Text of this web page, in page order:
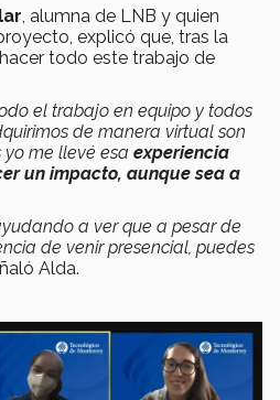
, alumna de LNB y quien
explicó que, tras la
todo este trabajo de
el trabajo en equipo y todos
de manera virtual son
yo me llevé esa experiencia
un impacto, aunque sea a
a ver que a pesar de
de venir presencial, puedes
Alda.